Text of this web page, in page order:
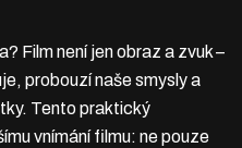
Film není jen obraz a zvuk –
probouzí naše smysly a
Tento praktický
vnímání filmu: ne pouze